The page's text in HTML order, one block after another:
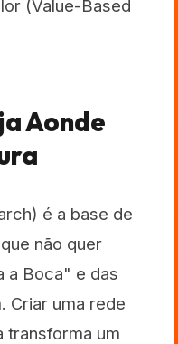
(Value-Based
Aonde
é a base de
não quer
a Boca" e das
Criar uma rede
transforma um